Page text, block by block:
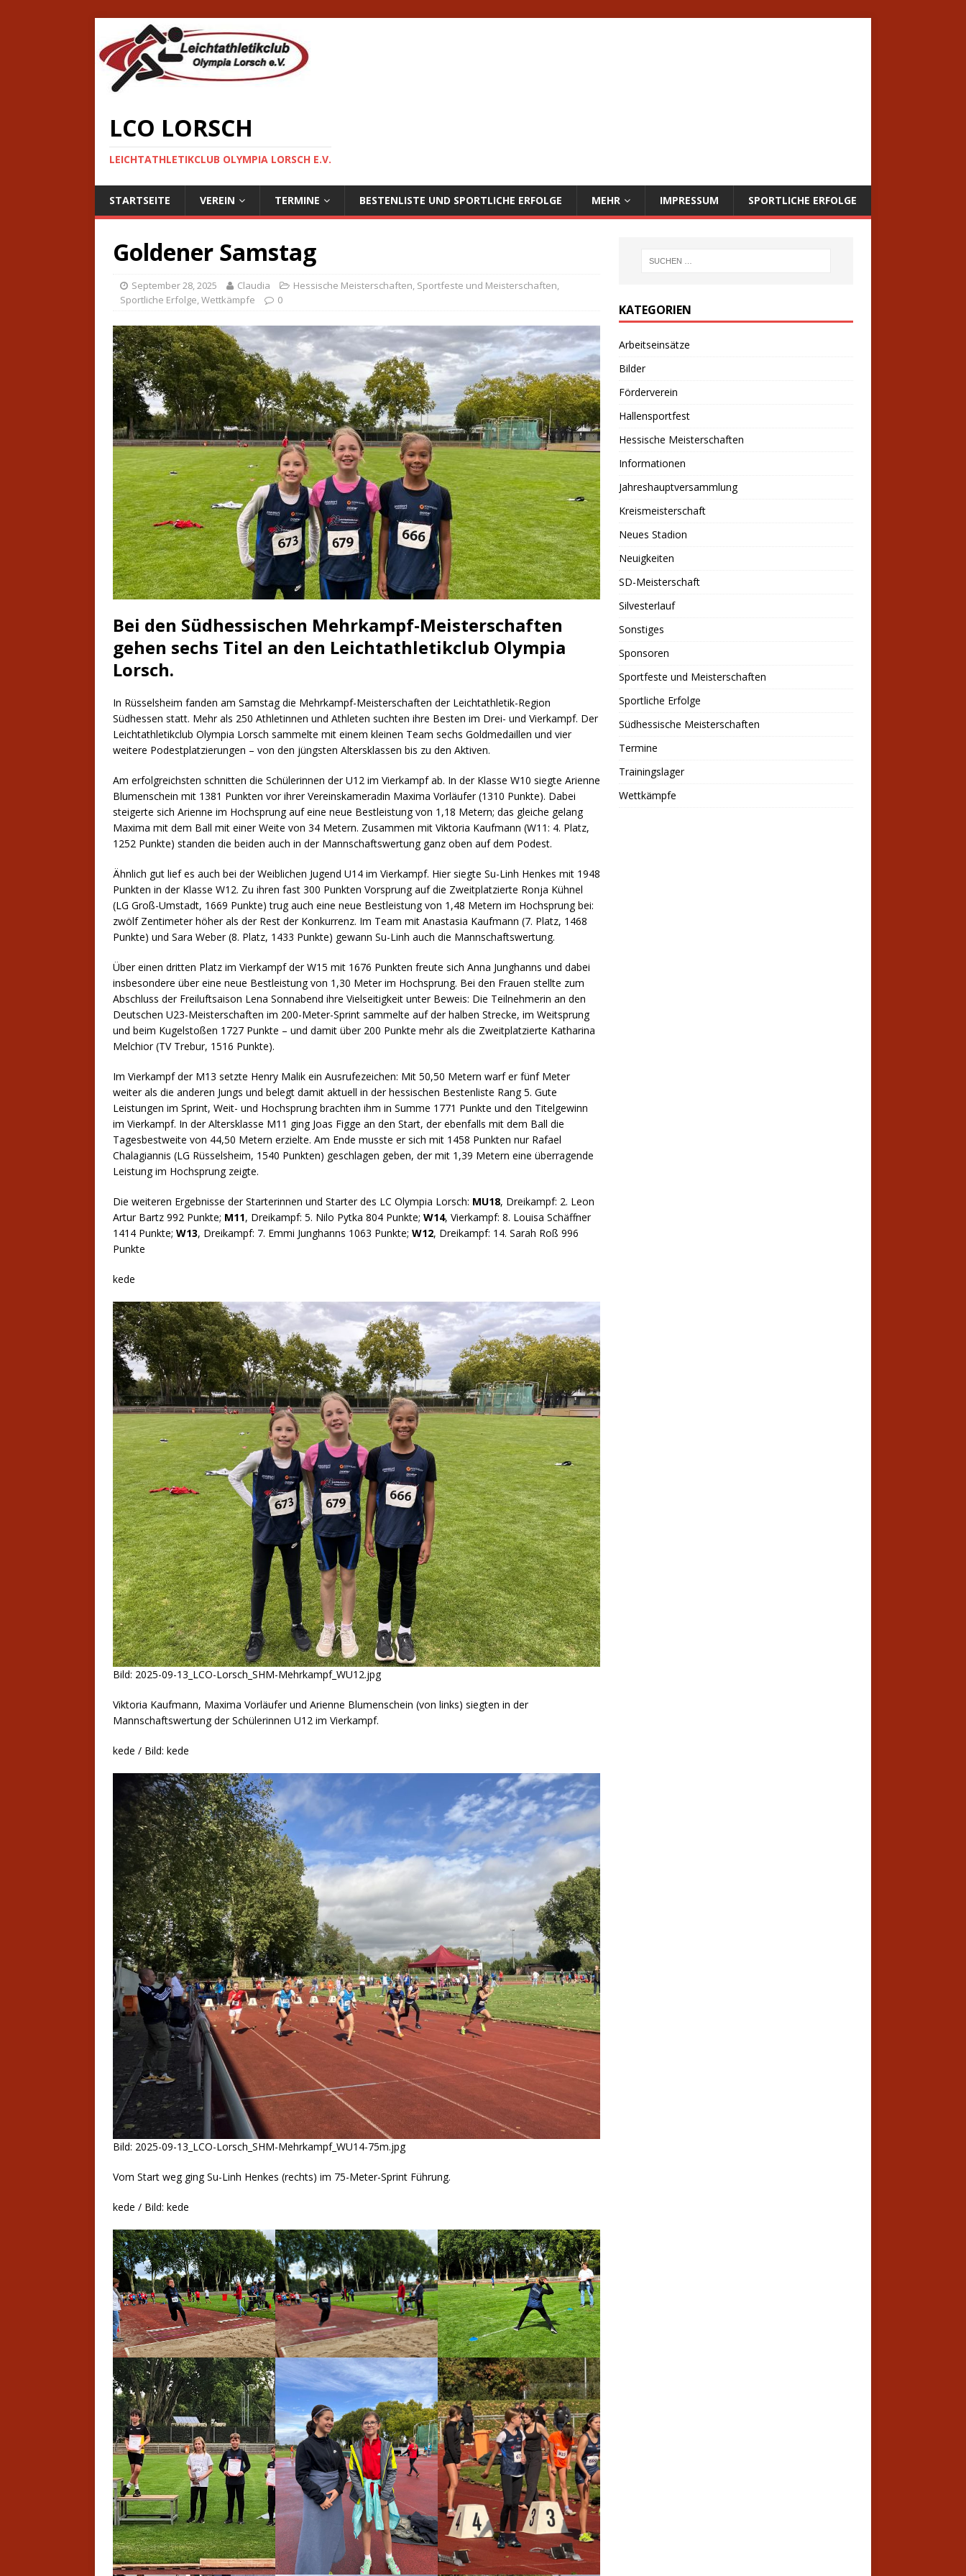
LCO LORSCH
LEICHTATHLETIKCLUB OLYMPIA LORSCH E.V.
STARTSEITE VEREIN TERMINE BESTENLISTE UND SPORTLICHE ERFOLGE MEHR IMPRESSUM SPORTLICHE ERFOLGE
Goldener Samstag
September 28, 2025 Claudia Hessische Meisterschaften, Sportfeste und Meisterschaften,
Sportliche Erfolge,Wettkämpfe 0
Bei den Südhessischen Mehrkampf-Meisterschaften
gehen sechs Titel an den Leichtathletikclub Olympia
Lorsch.
In Rüsselsheim fanden am Samstag die Mehrkampf-Meisterschaften der Leichtathletik-Region
Südhessen statt. Mehr als 250 Athletinnen und Athleten suchten ihre Besten im Drei- und Vierkampf. Der
Leichtathletikclub Olympia Lorsch sammelte mit einem kleinen Team sechs Goldmedaillen und vier
weitere Podestplatzierungen – von den jüngsten Altersklassen bis zu den Aktiven.
Am erfolgreichsten schnitten die Schülerinnen der U12 im Vierkampf ab. In der Klasse W10 siegte Arienne
Blumenschein mit 1381 Punkten vor ihrer Vereinskameradin Maxima Vorläufer (1310 Punkte). Dabei
steigerte sich Arienne im Hochsprung auf eine neue Bestleistung von 1,18 Metern; das gleiche gelang
Maxima mit dem Ball mit einer Weite von 34 Metern. Zusammen mit Viktoria Kaufmann (W11: 4. Platz,
1252 Punkte) standen die beiden auch in der Mannschaftswertung ganz oben auf dem Podest.
Ähnlich gut lief es auch bei der Weiblichen Jugend U14 im Vierkampf. Hier siegte Su-Linh Henkes mit 1948
Punkten in der Klasse W12. Zu ihren fast 300 Punkten Vorsprung auf die Zweitplatzierte Ronja Kühnel
(LG Groß-Umstadt, 1669 Punkte) trug auch eine neue Bestleistung von 1,48 Metern im Hochsprung bei:
zwölf Zentimeter höher als der Rest der Konkurrenz. Im Team mit Anastasia Kaufmann (7. Platz, 1468
Punkte) und Sara Weber (8. Platz, 1433 Punkte) gewann Su-Linh auch die Mannschaftswertung.
Über einen dritten Platz im Vierkampf der W15 mit 1676 Punkten freute sich Anna Junghanns und dabei
insbesondere über eine neue Bestleistung von 1,30 Meter im Hochsprung. Bei den Frauen stellte zum
Abschluss der Freiluftsaison Lena Sonnabend ihre Vielseitigkeit unter Beweis: Die Teilnehmerin an den
Deutschen U23-Meisterschaften im 200-Meter-Sprint sammelte auf der halben Strecke, im Weitsprung
und beim Kugelstoßen 1727 Punkte – und damit über 200 Punkte mehr als die Zweitplatzierte Katharina
Melchior (TV Trebur, 1516 Punkte).
Im Vierkampf der M13 setzte Henry Malik ein Ausrufezeichen: Mit 50,50 Metern warf er fünf Meter
weiter als die anderen Jungs und belegt damit aktuell in der hessischen Bestenliste Rang 5. Gute
Leistungen im Sprint, Weit- und Hochsprung brachten ihm in Summe 1771 Punkte und den Titelgewinn
im Vierkampf. In der Altersklasse M11 ging Joas Figge an den Start, der ebenfalls mit dem Ball die
Tagesbestweite von 44,50 Metern erzielte. Am Ende musste er sich mit 1458 Punkten nur Rafael
Chalagiannis (LG Rüsselsheim, 1540 Punkten) geschlagen geben, der mit 1,39 Metern eine überragende
Leistung im Hochsprung zeigte.
Die weiteren Ergebnisse der Starterinnen und Starter des LC Olympia Lorsch: MU18, Dreikampf: 2. Leon
Artur Bartz 992 Punkte; M11, Dreikampf: 5. Nilo Pytka 804 Punkte; W14, Vierkampf: 8. Louisa Schäffner
1414 Punkte; W13, Dreikampf: 7. Emmi Junghanns 1063 Punkte; W12, Dreikampf: 14. Sarah Roß 996
Punkte
kede
Bild: 2025-09-13_LCO-Lorsch_SHM-Mehrkampf_WU12.jpg
Viktoria Kaufmann, Maxima Vorläufer und Arienne Blumenschein (von links) siegten in der
Mannschaftswertung der Schülerinnen U12 im Vierkampf.
kede / Bild: kede
Bild: 2025-09-13_LCO-Lorsch_SHM-Mehrkampf_WU14-75m.jpg
Vom Start weg ging Su-Linh Henkes (rechts) im 75-Meter-Sprint Führung.
kede / Bild: kede
KATEGORIEN
Arbeitseinsätze
Bilder
Förderverein
Hallensportfest
Hessische Meisterschaften
Informationen
Jahreshauptversammlung
Kreismeisterschaft
Neues Stadion
Neuigkeiten
SD-Meisterschaft
Silvesterlauf
Sonstiges
Sponsoren
Sportfeste und Meisterschaften
Sportliche Erfolge
Südhessische Meisterschaften
Termine
Trainingslager
Wettkämpfe